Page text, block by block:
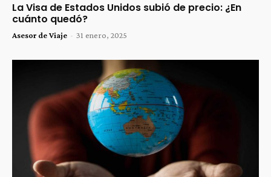
La Visa de Estados Unidos subió de precio: ¿En
cuánto quedó?
Asesor de Viaje - 31 enero, 2025